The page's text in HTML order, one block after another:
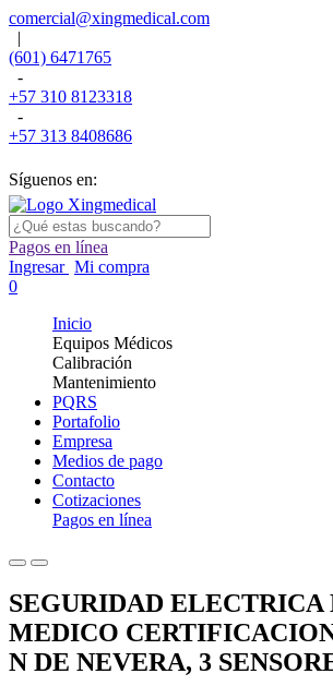
comercial@xingmedical.com
|
(601) 6471765
-
+57 310 8123318
-
+57 313 8408686
Síguenos en:
Pagos en línea
Ingresar Mi compra
0
Inicio
Equipos Médicos
Calibración
Mantenimiento
PQRS
Portafolio
Empresa
Medios de pago
Contacto
Cotizaciones
Pagos en línea
SEGURIDAD ELECTRICA
MEDICO
N DE NEVERA, 3